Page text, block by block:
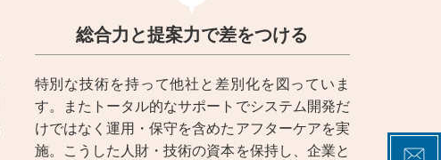
総合力と提案力で差をつける
特別な技術を持って他社と差別化を図っていま
す。またトータル的なサポートでシステム開発だ
けではなく運用・保守を含めたアフターケアを実
施。こうした人財・技術の資本を保持し、企業と